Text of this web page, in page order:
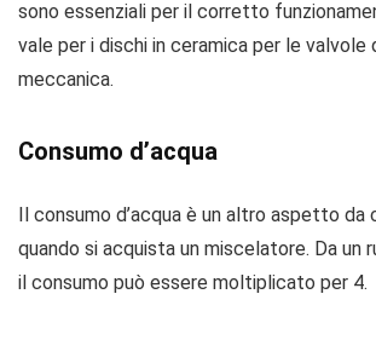
sono essenziali per il corretto
vale per i dischi in ceramica per le valvole
meccanica.
Consumo d’acqua
Il consumo d’acqua è un altro aspetto da
quando si acquista un miscelatore. Da un
il consumo può essere moltiplicato per 4.